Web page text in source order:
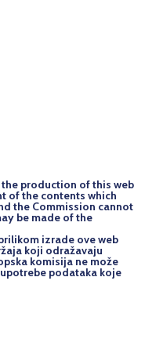
production of this web
of the contents which
the Commission cannot
be made of the
izrade ove web
koji odražavaju
komisija ne može
podataka koje